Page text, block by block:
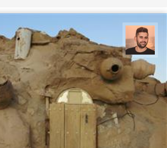
ابراهیم رفیعی